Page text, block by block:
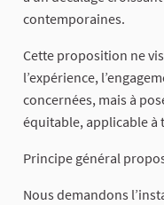
contemporaines.
Cette proposition ne
l’expérience,
concernées, mais à
équitable, applicable à
Principe général
Nous demandons